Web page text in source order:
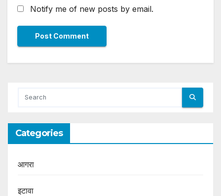
Notify me of new posts by email.
Categories
आगरा
इटावा